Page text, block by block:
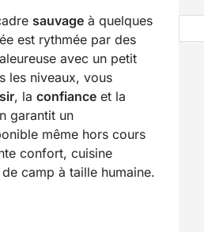
sauvage à quelques
est rythmée par des
avec un petit
les niveaux, vous
, la confiance et la
garantit un
même hors cours
confort, cuisine
camp à taille humaine.